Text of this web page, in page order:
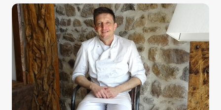
CONGRÈS ET SÉMINAIRES
LE VELAY RECRUTE
LA ROUTE DES PRODUCTEURS
NOUS CONTACTER